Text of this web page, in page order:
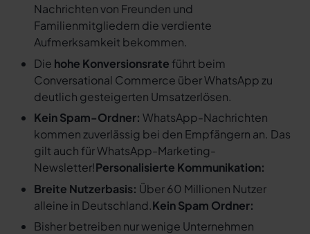
Nachrichten von Freunden und
Familienmitgliedern die verdiente
Aufmerksamkeit bekommen.
Die hohe Konversionsrate führt beim
Conversational Commerce über WhatsApp zu
deutlich gesteigerten Umsatzerlösen.
Kein Spam-Ordner: WhatsApp-Nachrichten
kommen zuverlässig bei den Empfängern an. Das
gilt auch für WhatsApp-Marketing-
Newsletter!Personalisierte Kommunikation:
Breite Nutzerbasis: Über 60 Millionen Nutzer
alleine in Deutschland.Kein Spam Ordner:
Bisher betreiben nur wenige Unternehmen